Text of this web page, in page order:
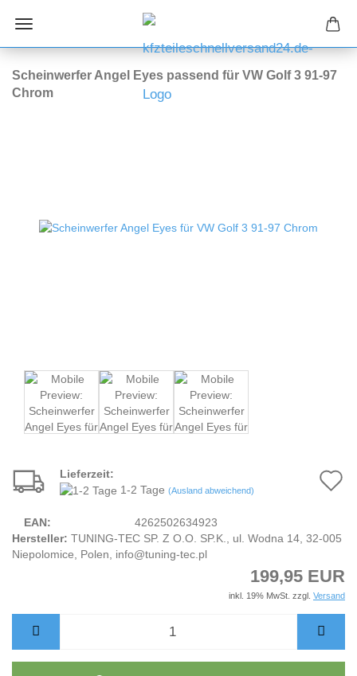
Scheinwerfer Angel Eyes passend für VW Golf 3 91-97
Chrom
Lieferzeit:
1-2 Tage (Ausland abweichend)
EAN:
4262502634923
Hersteller: TUNING-TEC SP. Z O.O. SP.K., ul. Wodna 14, 32-005
Niepolomice, Polen, info@tuning-tec.pl
199,95 EUR
inkl. 19% MwSt. zzgl. Versand